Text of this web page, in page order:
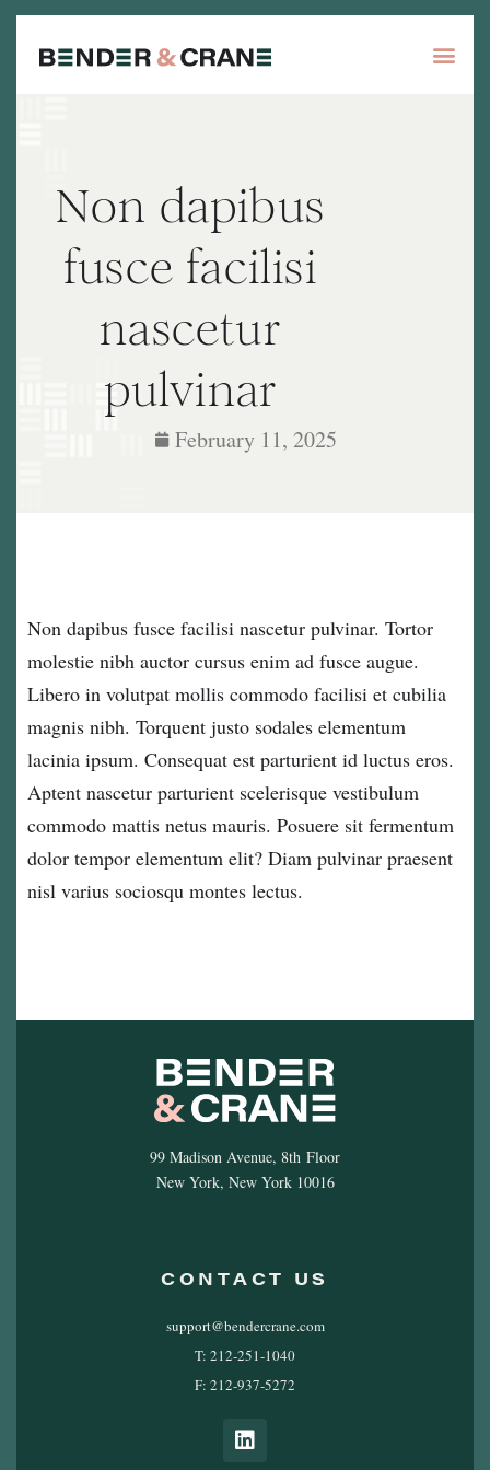
Non dapibus
fusce facilisi
nascetur
pulvinar
February 11, 2025
Non dapibus fusce facilisi nascetur pulvinar. Tortor
molestie nibh auctor cursus enim ad fusce augue.
Libero in volutpat mollis commodo facilisi et cubilia
magnis nibh. Torquent justo sodales elementum
lacinia ipsum. Consequat est parturient id luctus eros.
Aptent nascetur parturient scelerisque vestibulum
commodo mattis netus mauris. Posuere sit fermentum
dolor tempor elementum elit? Diam pulvinar praesent
nisl varius sociosqu montes lectus.
99 Madison Avenue, 8th Floor
New York, New York 10016
CONTACT US
support@bendercrane.com
T: 212-251-1040
F: 212-937-5272